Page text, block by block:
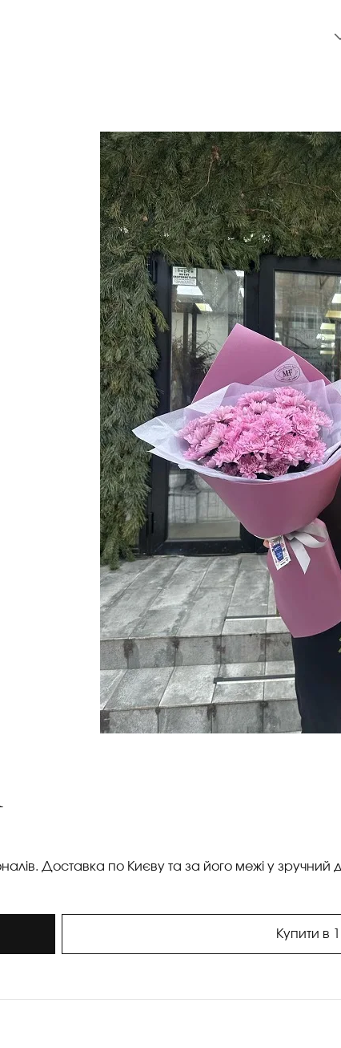
Доставка по Києву та за його межі у зручний
Купити в 1